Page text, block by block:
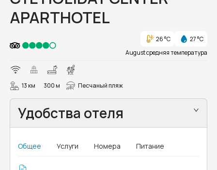
APARTHOTEL
26 °C
27 °C
August средняя температура
13 км 300 м Песчаный пляж
Удобства отеля
Общее Услуги Номера Питание